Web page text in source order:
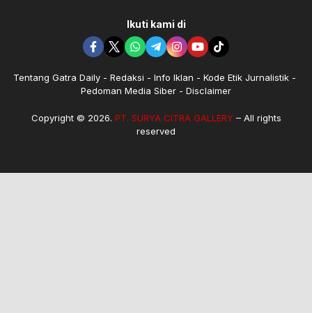
Ikuti kami di
Tentang Gatra Daily Redaksi Info Iklan
Kode Etik Jurnalistik
Pedoman Media Siber
Disclaimer
Copyright © 2026. PT. SURYA CITRA GALLERY– All rights
reserved